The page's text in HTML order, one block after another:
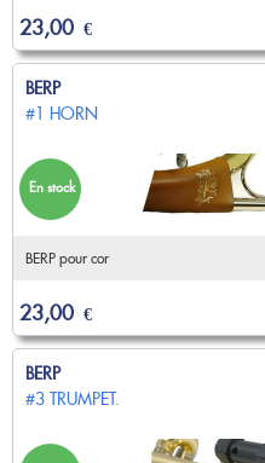
23,00 €
BERP
#1 HORN
BERP pour cor
23,00 €
En stock
BERP
#3 TRUMPET.